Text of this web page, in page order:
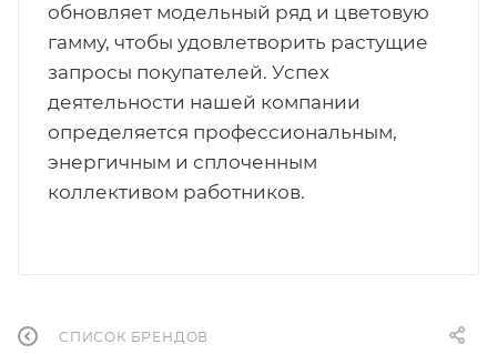
обновляет модельный ряд и цветовую
гамму, чтобы удовлетворить растущие
запросы покупателей. Успех
деятельности нашей компании
определяется профессиональным,
энергичным и сплоченным
коллективом работников.
СПИСОК БРЕНДОВ